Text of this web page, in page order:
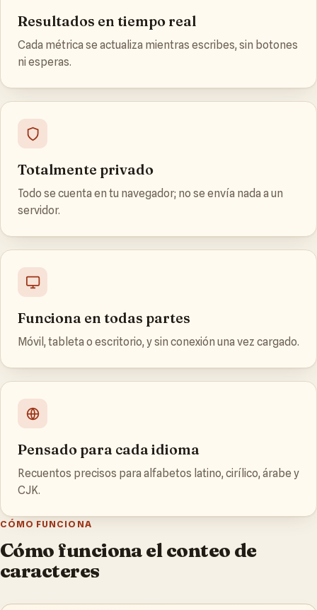
Resultados en tiempo real
Cada métrica se actualiza mientras escribes, sin botones
ni esperas.
Totalmente privado
Todo se cuenta en tu navegador; no se envía nada a un
servidor.
Funciona en todas partes
Móvil, tableta o escritorio, y sin conexión una vez cargado.
Pensado para cada idioma
Recuentos precisos para alfabetos latino, cirílico, árabe y
CJK.
CÓMO FUNCIONA
Cómo funciona el conteo de
caracteres